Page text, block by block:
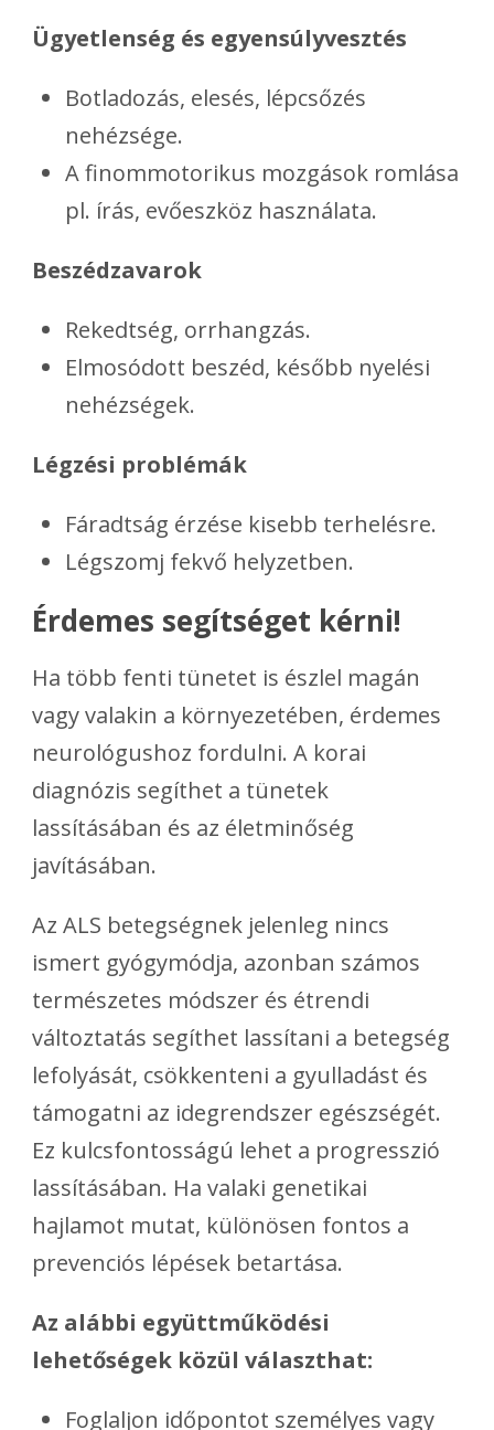
Ügyetlenség és egyensúlyvesztés
Botladozás, elesés, lépcsőzés
nehézsége.
A finommotorikus mozgások romlása
pl. írás, evőeszköz használata.
Beszédzavarok
Rekedtség, orrhangzás.
Elmosódott beszéd, később nyelési
nehézségek.
Légzési problémák
Fáradtság érzése kisebb terhelésre.
Légszomj fekvő helyzetben.
Érdemes segítséget kérni!
Ha több fenti tünetet is észlel magán
vagy valakin a környezetében, érdemes
neurológushoz fordulni. A korai
diagnózis segíthet a tünetek
lassításában és az életminőség
javításában.
Az ALS betegségnek jelenleg nincs
ismert gyógymódja, azonban számos
természetes módszer és étrendi
változtatás segíthet lassítani a betegség
lefolyását, csökkenteni a gyulladást és
támogatni az idegrendszer egészségét.
Ez kulcsfontosságú lehet a progresszió
lassításában. Ha valaki genetikai
hajlamot mutat, különösen fontos a
prevenciós lépések betartása.
Az alábbi együttműködési
lehetőségek közül választhat:
Foglaljon időpontot személyes vagy